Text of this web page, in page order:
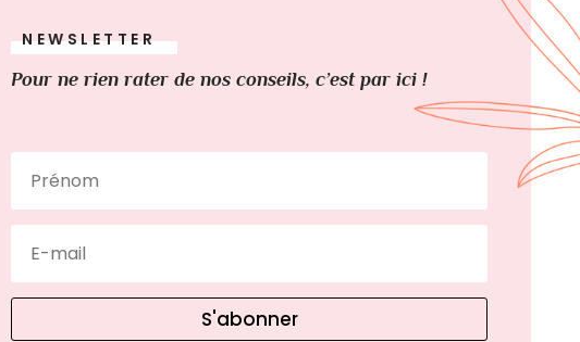
NEWSLETTER
Pour ne rien rater de nos conseils, c’est par ici !
S'abonner